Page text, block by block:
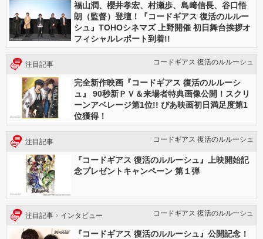
福山潤、櫻井孝宏、村瀬歩、島﨑信長、谷口悟
朗（監督）登壇！『コードギアス 復活のルルー
シュ』TOHOシネマズ 上野開催 初日舞台挨拶オ
フィシャルレポート到着!!
注目記事 コードギアス 復活のルルーシュ
完全新作映画『コードギアス 復活のルルーシ
ュ』 90秒新ＰＶ＆来場者特典画像公開！スクリ
ーンアベレージ第1位!! ぴあ映画初日満足度第1
位獲得！
注目記事 コードギアス 復活のルルーシュ
『コードギアス 復活のルルーシュ』上映開始記
念プレゼントキャンペーン 第１弾
注目記事 インタビュー コードギアス 復活のルルーシュ
『コードギアス 復活のルルーシュ』公開記念！